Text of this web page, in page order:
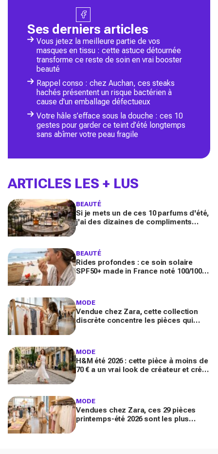
Ses derniers articles
Vous jetez la meilleure partie de vos
masques en tissu : cette astuce détournée
transforme ce reste de soin en vrai booster
beauté
Rappel conso : chez Auchan, ces steaks
hachés présentent un risque bactérien à
cause d'un emballage défectueux
Votre hâle s’efface sous la douche : ces 10
gestes pour garder ce teint d’été longtemps
sans abîmer votre peau fragile
ARTICLES LES + LUS
BEAUTÉ
Si je mets un de ces 10 parfums d'été,
j'ai des dizaines de compliments
BEAUTÉ
Rides profondes : ce soin solaire
SPF50+ made in France noté 100/100
MODE
Vendue chez Zara, cette collection
discrète concentre les pièces qui
MODE
H&M été 2026 : cette pièce à moins de
70 € a un vrai look de créateur et crée
MODE
Vendues chez Zara, ces 29 pièces
printemps-été 2026 sont les plus